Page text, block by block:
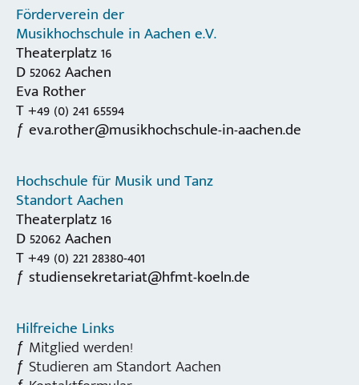
Förderverein der
Musikhochschule in Aachen e.V.
Theaterplatz 16
D 52062 Aachen
Eva Rother
T +49 (0) 241 65594
eva.rother@musikhochschule-in-aachen.de
Hochschule für Musik und Tanz
Standort Aachen
Theaterplatz 16
D 52062 Aachen
T +49 (0) 221 28380-401
studiensekretariat@hfmt-koeln.de
Hilfreiche Links
Mitglied werden!
Studieren am Standort Aachen